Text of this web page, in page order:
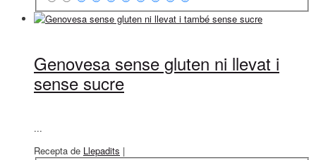
Genovesa sense gluten ni llevat i
sense sucre
...
Recepta de Llepadits |